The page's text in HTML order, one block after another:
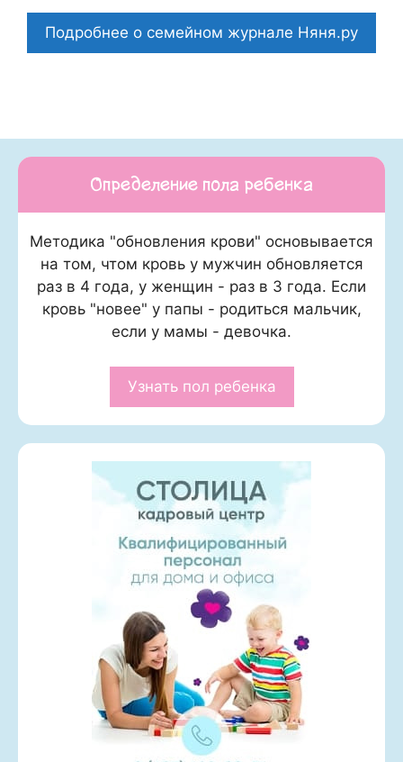
Подробнее о семейном журнале Няня.ру
Определение пола ребенка
Методика "обновления крови" основывается
на том, чтом кровь у мужчин обновляется
раз в 4 года, у женщин - раз в 3 года. Если
кровь "новее" у папы - родиться мальчик,
если у мамы - девочка.
Узнать пол ребенка